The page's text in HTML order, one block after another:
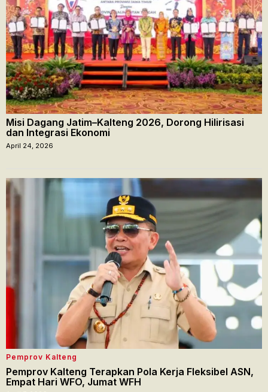
Misi Dagang Jatim–Kalteng 2026, Dorong Hilirisasi
dan Integrasi Ekonomi
April 24, 2026
Pemprov Kalteng
Pemprov Kalteng Terapkan Pola Kerja Fleksibel ASN,
Empat Hari WFO, Jumat WFH